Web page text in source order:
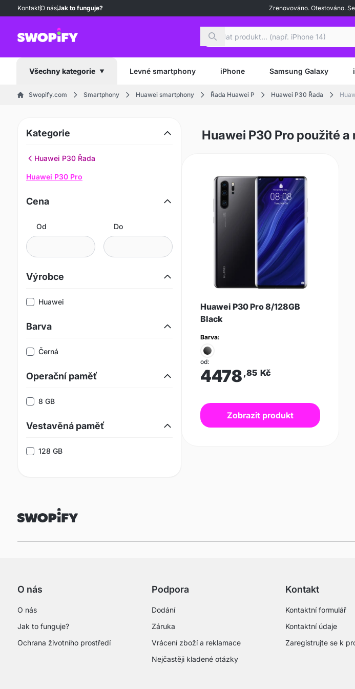
KontaktO násJak to funguje? Zrenovováno. Otestováno.
Všechny kategorie Levné smartphony iPhone Samsung Galaxy
Swopify.com Smartphony Huawei smartphony Řada Huawei P Huawei P30 Řada
Kategorie
Huawei P30 Řada
Huawei P30 Pro
Cena
Od Do
Výrobce
Huawei
Barva
Černá
Operační paměť
8 GB
Vestavěná paměť
128 GB
Huawei P30 Pro použité a
Huawei P30 Pro 8/128GB
Black
Barva:
od:
4478 ,85 Kč
Zobrazit produkt
O nás
O nás
Jak to funguje?
Ochrana životního prostředí
Podpora
Dodání
Záruka
Vrácení zboží a reklamace
Nejčastěji kladené otázky
Kontakt
Kontaktní formulář
Kontaktní údaje
Zaregistrujte se k